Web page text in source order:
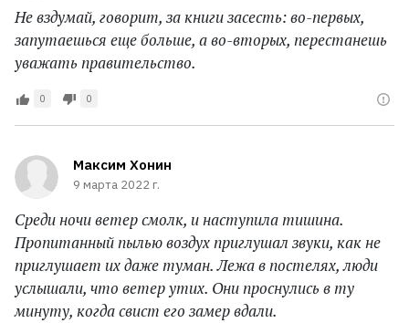
Не вздумай, говорит, за книги засесть: во-первых,
запутаешься еще больше, а во-вторых, перестанешь
уважать правительство.
0 0
Максим Хонин
9 марта 2022 г.
Среди ночи ветер смолк, и наступила тишина.
Пропитанный пылью воздух приглушал звуки, как не
приглушает их даже туман. Лежа в постелях, люди
услышали, что ветер утих. Они проснулись в ту
минуту, когда свист его замер вдали.